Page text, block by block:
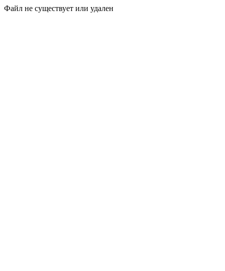
Файл не существует или удален